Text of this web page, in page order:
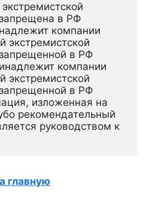
в РФ
компании
экстремистской
в РФ
компании
экстремистской
в РФ
изложенная на
рекомендательный
руководством к
главную